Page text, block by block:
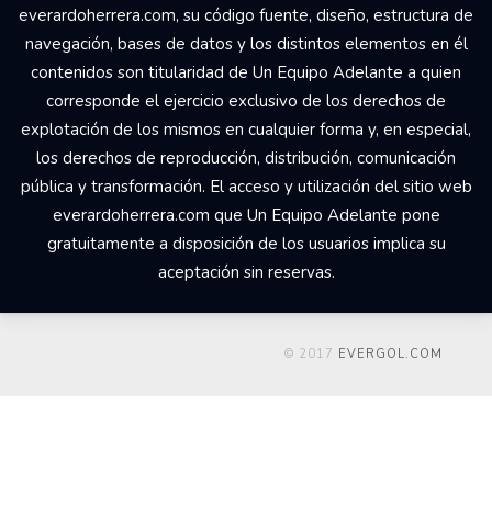
everardoherrera.com, su código fuente, diseño, estructura de
navegación, bases de datos y los distintos elementos en él
contenidos son titularidad de Un Equipo Adelante a quien
corresponde el ejercicio exclusivo de los derechos de
explotación de los mismos en cualquier forma y, en especial,
los derechos de reproducción, distribución, comunicación
pública y transformación. El acceso y utilización del sitio web
everardoherrera.com que Un Equipo Adelante pone
gratuitamente a disposición de los usuarios implica su
aceptación sin reservas.
© 2017 EVERGOL.COM